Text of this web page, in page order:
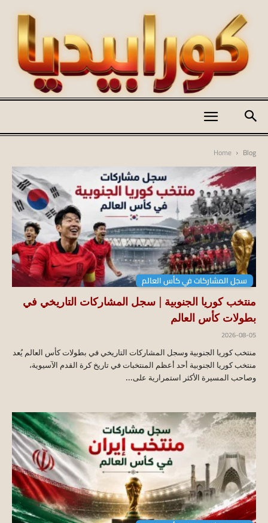
|
koraapedia
Home Blog
سجل المشاركات في كأس العالم
منتخب كوريا الجنوبية | سجل المشاركات التاريخي في
بطولات كأس العالم
2026-08-05
منتخب كوريا الجنوبية وسجل المشاركات التاريخي في بطولات كأس العالم يُعد
منتخب كوريا الجنوبية أحد أعظم المنتخبات في تاريخ كرة القدم الآسيوية،
وصاحب المسيرة الأكثر استمرارية على...